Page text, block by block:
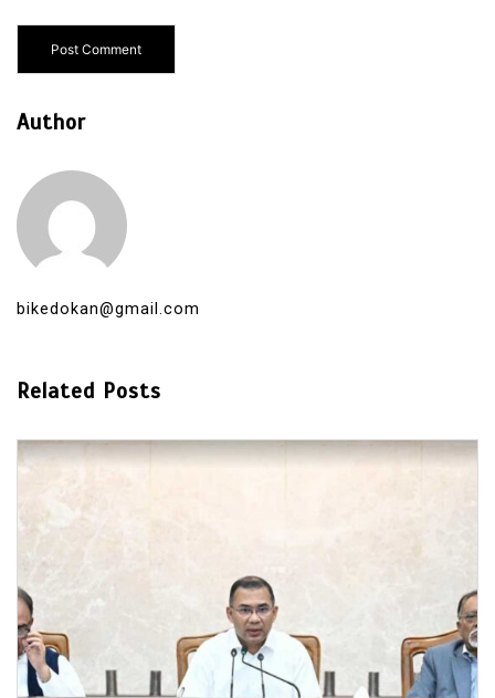
Author
bikedokan@gmail.com
Related Posts